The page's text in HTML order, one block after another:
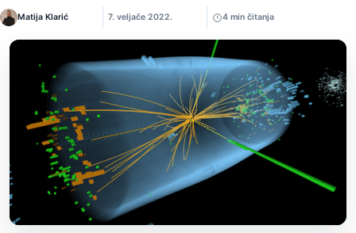
Matija Klarić 7. veljače 2022. 4 min čitanja